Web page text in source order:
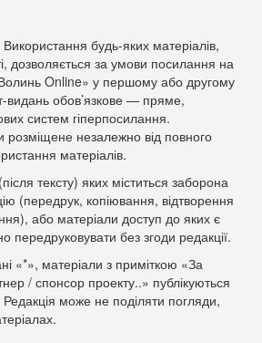
будь-яких матеріалів,
дозволяється за умови посилання на
Online» у першому або другому
видань обов’язкове — пряме,
систем гіперпосилання.
незалежно від повного
матеріалів.
тексту) яких міститься заборона
(передрук, копіювання, відтворення
або матеріали доступ до яких є
передруковувати без згоди редакції.
«*», матеріали з приміткою «За
/ спонсор проекту..» публікуються
може не поділяти погляди,